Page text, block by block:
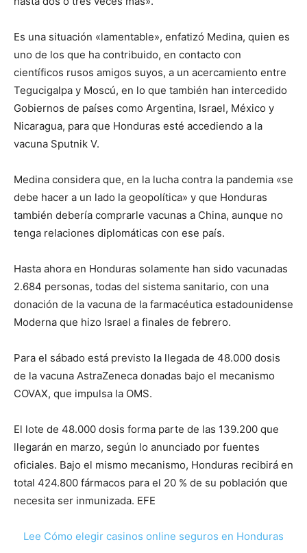
Es una situación «lamentable», enfatizó Medina, quien es
uno de los que ha contribuido, en contacto con
científicos rusos amigos suyos, a un acercamiento entre
Tegucigalpa y Moscú, en lo que también han intercedido
Gobiernos de países como Argentina, Israel, México y
Nicaragua, para que Honduras esté accediendo a la
vacuna Sputnik V.
Medina considera que, en la lucha contra la pandemia «se
debe hacer a un lado la geopolítica» y que Honduras
también debería comprarle vacunas a China, aunque no
tenga relaciones diplomáticas con ese país.
Hasta ahora en Honduras solamente han sido vacunadas
2.684 personas, todas del sistema sanitario, con una
donación de la vacuna de la farmacéutica estadounidense
Moderna que hizo Israel a finales de febrero.
Para el sábado está previsto la llegada de 48.000 dosis
de la vacuna AstraZeneca donadas bajo el mecanismo
COVAX, que impulsa la OMS.
El lote de 48.000 dosis forma parte de las 139.200 que
llegarán en marzo, según lo anunciado por fuentes
oficiales. Bajo el mismo mecanismo, Honduras recibirá en
total 424.800 fármacos para el 20 % de su población que
necesita ser inmunizada. EFE
Lee Cómo elegir casinos online seguros en Honduras